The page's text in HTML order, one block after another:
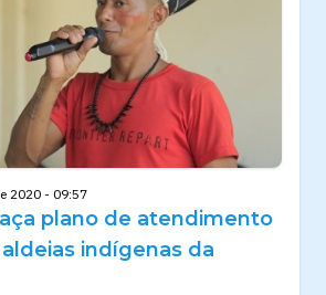
2020 - 09:57
plano de atendimento
indígenas da